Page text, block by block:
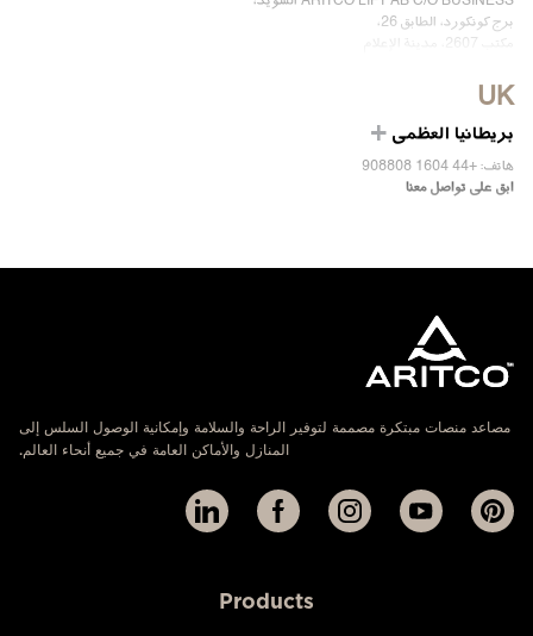
برج كونكورد، الطابق 26،
ابق على تواصل معنا
UK
بريطانيا العظمى
هاتف: +44 1604 908808
ابق على تواصل معنا
مصاعد منصات مبتكرة مصممة لتوفير الراحة والسلامة وإمكانية الوصول السلس إلى
المنازل والأماكن العامة في جميع أنحاء العالم.
Products